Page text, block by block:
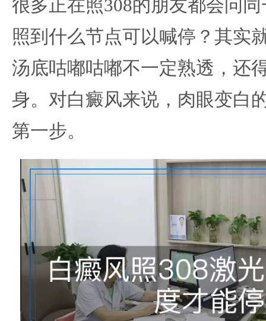
很多正在照308的朋友都会问
照到什么节点可以喊停？其实
汤底咕嘟咕嘟不一定熟透，还
身。对白癜风来说，肉眼变白
第一步。